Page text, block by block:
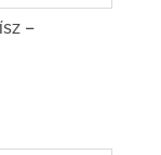
–